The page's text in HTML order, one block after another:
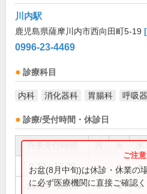
川内駅
鹿児島県薩摩川内市西向田町5-19
0996-23-4469
診療科目
内科 消化器科 胃腸科 呼吸
診療/受付時間・休診日
8:30～12:30 ● ● ●
14:00～18:00 ● ● ●
お盆(8月中旬)は休診・休業の
に必ず医療機関に直接ご確認く